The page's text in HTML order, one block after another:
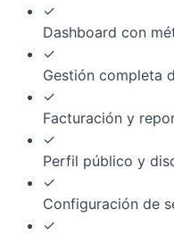
✓
Dashboard con
✓
Gestión completa
✓
Facturación y
✓
Perfil público y
✓
Configuración de
✓